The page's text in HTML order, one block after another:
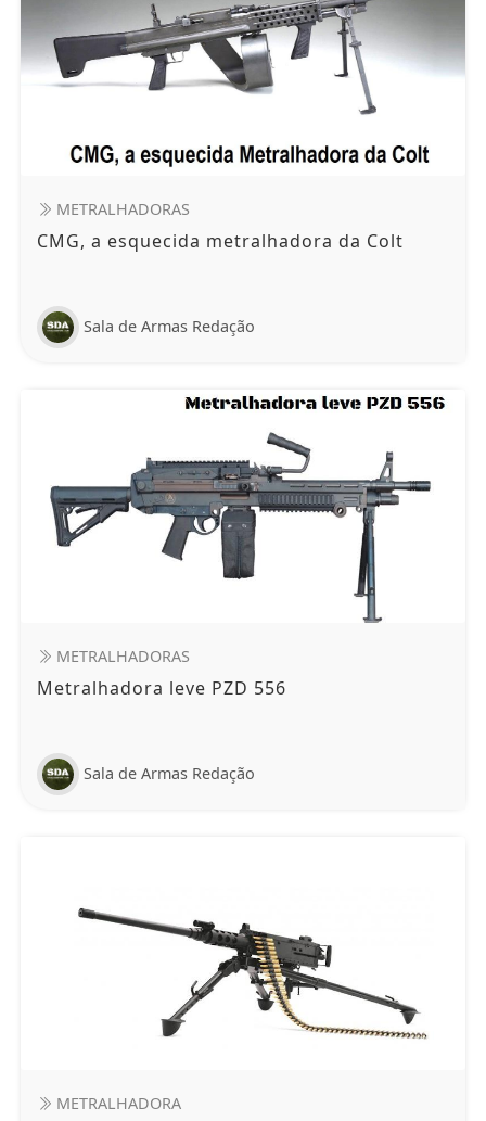
METRALHADORAS
CMG, a esquecida metralhadora da Colt
Sala de Armas Redação
METRALHADORAS
Metralhadora leve PZD 556
Sala de Armas Redação
METRALHADORA